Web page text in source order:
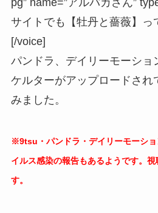
サイトでも【牡丹と薔薇】っ
[/voice]
パンドラ、デイリーモーショ
ケルターがアップロードされ
みました。
※9tsu・パンドラ・デイリーモーシ
イルス感染の報告もあるようです。
す。